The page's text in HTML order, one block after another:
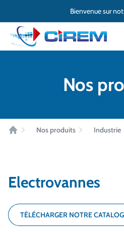
Bienvenue sur
Nos
Nos produits Industrie
Electrovannes
TÉLÉCHARGER NOTRE